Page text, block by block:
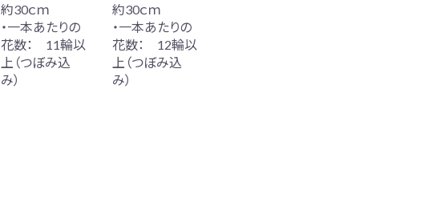
約30ｃｍ
・一本あたりの
花数： 11輪以
上（つぼみ込
み）
約30ｃｍ
・一本あたりの
花数： 12輪以
上（つぼみ込
み）